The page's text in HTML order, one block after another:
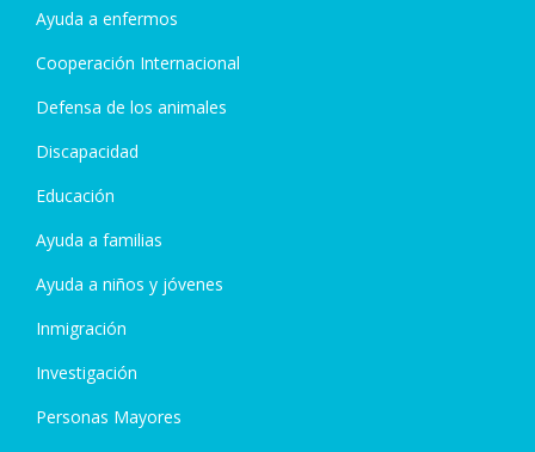
Ayuda a enfermos
Cooperación Internacional
Defensa de los animales
Discapacidad
Educación
Ayuda a familias
Ayuda a niños y jóvenes
Inmigración
Investigación
Personas Mayores